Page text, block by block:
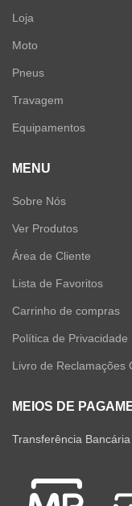
Loja
Moto
Pneus
Travagem
Equipamentos
MENU
Sobre Nós
Ver Produtos
Área de Cliente
Lista de Favoritos
Carrinho de compras
Política de Privacidade
Livro de Reclamações
MEIOS DE
Transferência